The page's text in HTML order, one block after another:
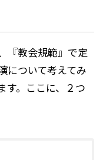
『教会規範』で定
について考えてみ
す。ここに、２つ